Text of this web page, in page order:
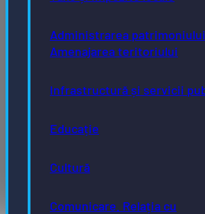
Administrarea patrimoniului.
Amenajarea teritoriului
Infrastructură și servicii
Educație
Cultură
Comunicare. Relația cu
Miercuri: 8.00 – 18.00
Plata taxelor și
online, prin intermediul
PROTOCOL DE COLABORARE
date din Registrul național de